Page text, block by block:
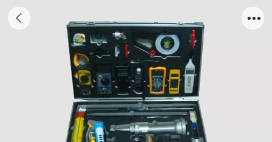
厂家直销：消防器材工具箱厂家推荐：航空铝